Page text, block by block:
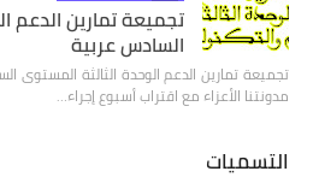
تجميعة تمارين الدعم
السادس عربية
تجميعة تمارين الدعم الوحدة الثالثة المستوى
مدونتنا الأعزاء مع اقتراب أسبوع إجراء…
التسميات